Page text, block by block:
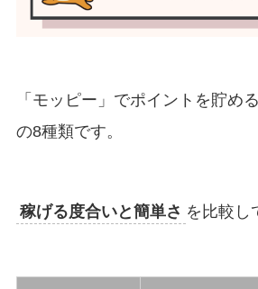
「モッピー」でポイントを貯め
の8種類です。
稼げる度合いと簡単さ を比較し